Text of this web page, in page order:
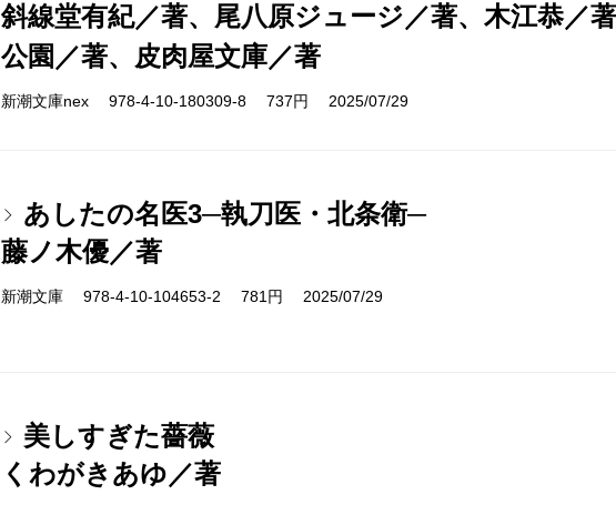
斜線堂有紀／著、尾八原ジュージ／著、木江恭／
公園／著、皮肉屋文庫／著
新潮文庫nex 978-4-10-180309-8 737円 2025/07/29
あしたの名医3─執刀医・北条衛─
藤ノ木優／著
新潮文庫 978-4-10-104653-2 781円 2025/07/29
美しすぎた薔薇
くわがきあゆ／著